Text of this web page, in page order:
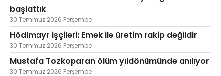
başlattık
30 Temmuz 2026 Perşembe
Hödlmayr işçileri: Emek ile üretim rakip değildir
30 Temmuz 2026 Perşembe
Mustafa Tozkoparan ölüm yıldönümünde anılıyor
30 Temmuz 2026 Perşembe